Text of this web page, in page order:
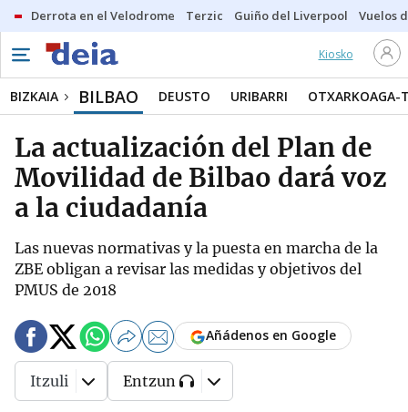
Derrota en el Velodrome Terzic Guiño del Liverpool Vuelos
Kiosko
BIZKAIA BILBAO DEUSTO URIBARRI OTXARKOAGA-
La actualización del Plan de
Movilidad de Bilbao dará voz
a la ciudadanía
Las nuevas normativas y la puesta en marcha de la
ZBE obligan a revisar las medidas y objetivos del
PMUS de 2018
Añádenos en Google
Itzuli Entzun